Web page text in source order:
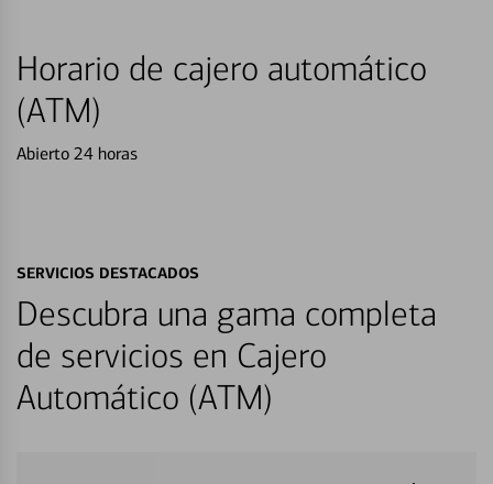
Horario de cajero automático
(ATM)
Abierto 24 horas
SERVICIOS DESTACADOS
Descubra una gama completa
de servicios en Cajero
Automático (ATM)